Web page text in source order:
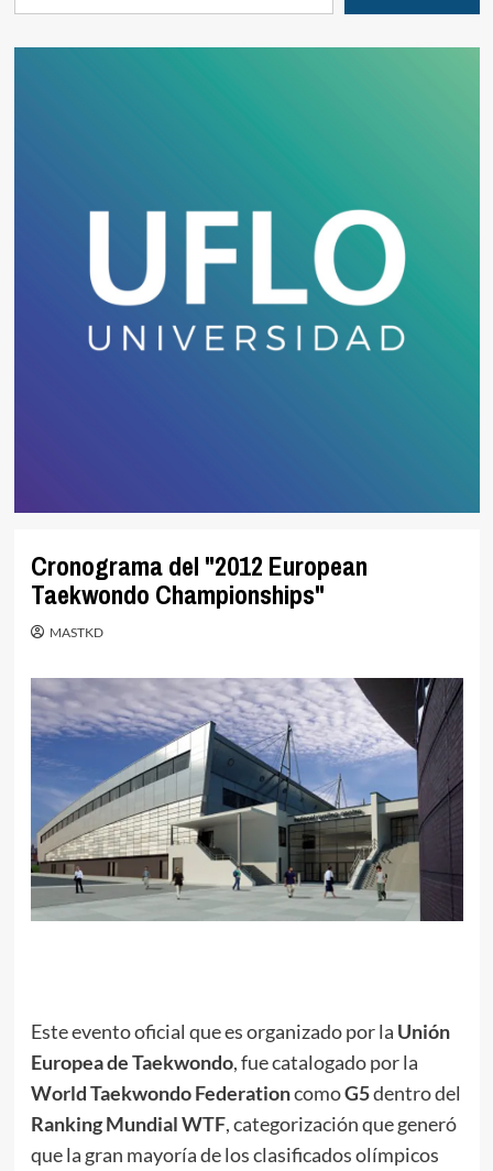
Cronograma del "2012 European
Taekwondo Championships"
MASTKD
Este evento oficial que es organizado por la Unión
Europea de Taekwondo, fue catalogado por la
World Taekwondo FederationcomoG5dentro del
Ranking Mundial WTF, categorización que generó
que la gran mayoría de los clasificados olímpicos